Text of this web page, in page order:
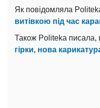
Як повідомляла
витівкою під час
Також Politeka писала,
гірки, нова